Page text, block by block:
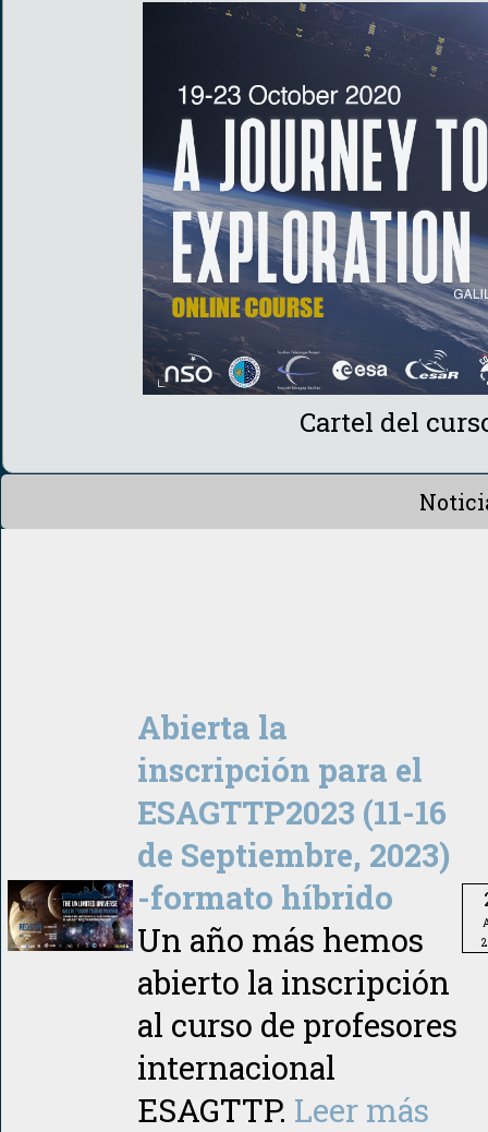
Cartel del
Abierta la
inscripción para el
ESAGTTP2023 (11-16
de Septiembre, 2023)
-formato híbrido
Un año más hemos
abierto la inscripción
al curso de profesores
internacional
ESAGTTP. Leer más